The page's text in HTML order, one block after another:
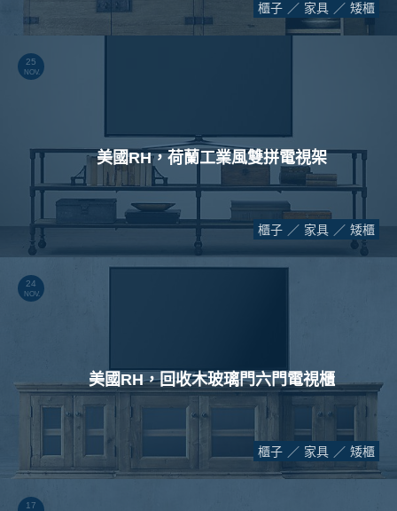
櫃子 家具 矮櫃
25
NOV.
美國RH，荷蘭工業風雙拼電視架
櫃子 家具 矮櫃
24
NOV.
美國RH，回收木玻璃門六門電視櫃
櫃子 家具 矮櫃
17